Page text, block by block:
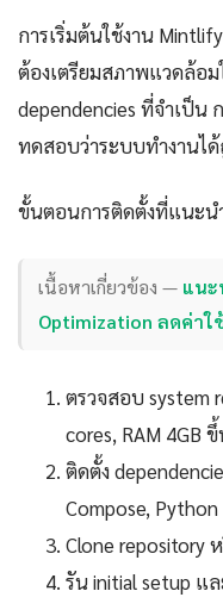
การเริ่มต้นใช้งาน
ต้องเตรียมสภาพแวดล้อ
dependencies ที่จำเป็น
ทดสอบว่าระบบทำงานไ
ขั้นตอนการติดตั้งที่แนะน
เนื้อหาเกี่ยวข้อง — แนะ
Optimization ลดค่าใ
ตรวจสอบ system
cores, RAM 4GB
ติดตั้ง
Compose, Python
Clone repository
รัน initial setup แ